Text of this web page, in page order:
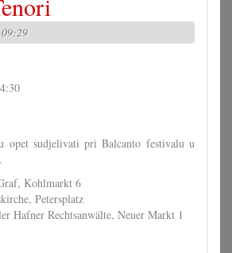
opet sudjelivati pri Balcanto festivalu u
Kohlmarkt 6
Petersplatz
Hafner Rechtsanwälte, Neuer Markt 1